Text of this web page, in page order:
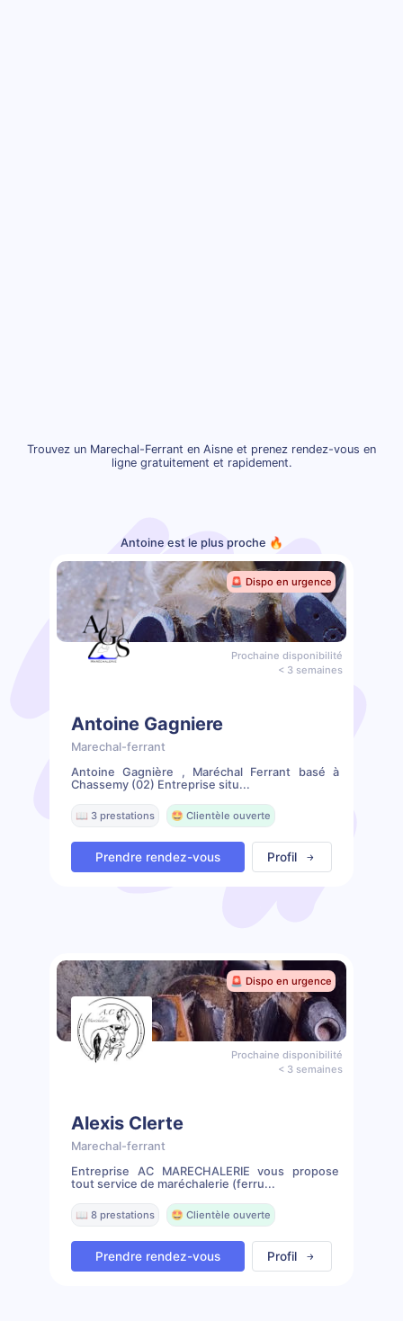
Trouvez un Marechal-Ferrant en Aisne et prenez rendez-vous en
ligne gratuitement et rapidement.
Antoine est le plus proche 🔥
🚨 Dispo en urgence
Prochaine disponibilité
< 3 semaines
Antoine Gagniere
Marechal-ferrant
Antoine Gagnière , Maréchal Ferrant basé à
Chassemy (02) Entreprise situ...
📖 3 prestations 🤩 Clientèle ouverte
Prendre rendez-vous Profil
🚨 Dispo en urgence
Prochaine disponibilité
< 3 semaines
Alexis Clerte
Marechal-ferrant
Entreprise AC MARECHALERIE vous propose
tout service de maréchalerie (ferru...
📖 8 prestations 🤩 Clientèle ouverte
Prendre rendez-vous Profil